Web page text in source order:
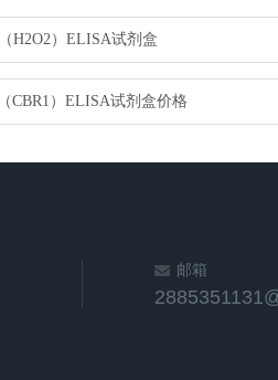
H2O2）ELISA试剂盒
CBR1）ELISA试剂盒价格
邮箱